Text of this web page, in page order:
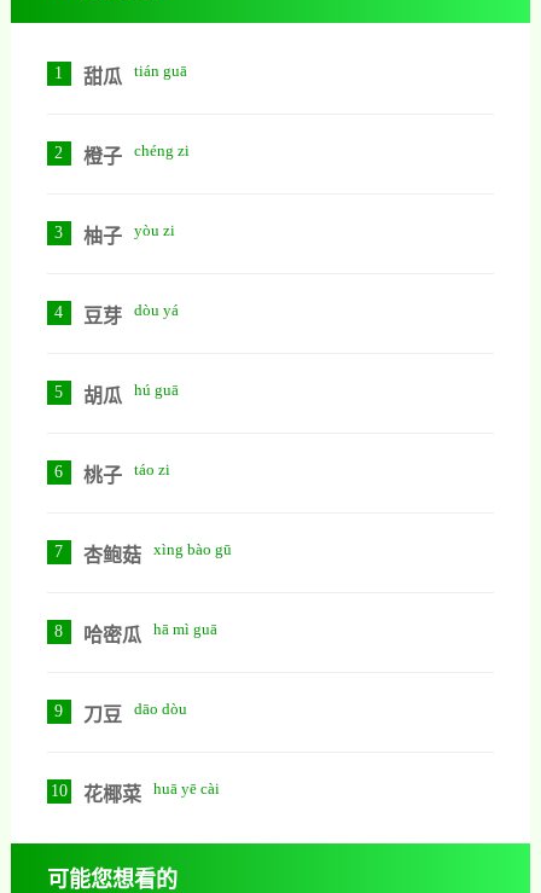
1 甜瓜 tián guā
2 橙子 chéng zi
3 柚子 yòu zi
4 豆芽 dòu yá
5 胡瓜 hú guā
6 桃子 táo zi
7 杏鲍菇 xìng bào gū
8 哈密瓜 hā mì guā
9 刀豆 dāo dòu
10 花椰菜 huā yē cài
可能您想看的